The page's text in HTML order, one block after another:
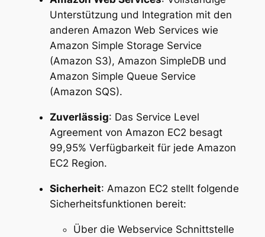
Unterstützung und Integration mit den
anderen Amazon Web Services wie
Amazon Simple Storage Service
(Amazon S3), Amazon SimpleDB und
Amazon Simple Queue Service
(Amazon SQS).
Zuverlässig: Das Service Level
Agreement von Amazon EC2 besagt
99,95% Verfügbarkeit für jede Amazon
EC2 Region.
Sicherheit: Amazon EC2 stellt folgende
Sicherheitsfunktionen bereit:
Über die Webservice Schnittstelle